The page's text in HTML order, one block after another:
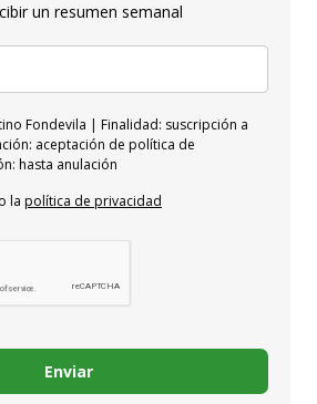
un resumen semanal
Fondevila | Finalidad: suscripción a
aceptación de política de
hasta anulación
la política de privacidad
Enviar